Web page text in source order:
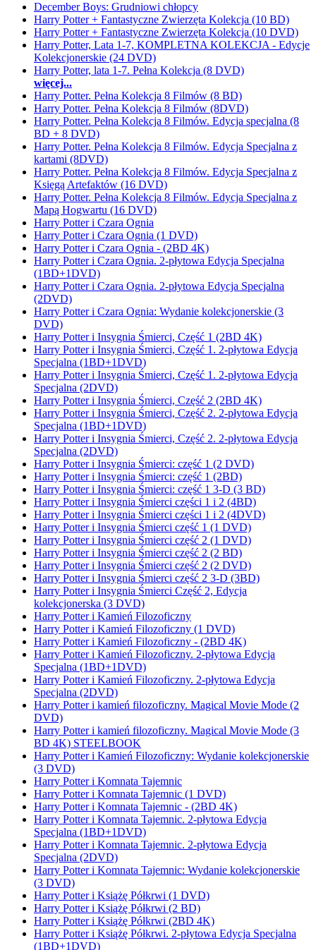
December Boys: Grudniowi chłopcy
Harry Potter + Fantastyczne Zwierzęta Kolekcja (10 BD)
Harry Potter + Fantastyczne Zwierzęta Kolekcja (10 DVD)
Harry Potter, Lata 1-7, KOMPLETNA KOLEKCJA - Edycje
Kolekcjonerskie (24 DVD)
Harry Potter, lata 1-7. Pełna Kolekcja (8 DVD)
więcej...
Harry Potter. Pełna Kolekcja 8 Filmów (8 BD)
Harry Potter. Pełna Kolekcja 8 Filmów (8DVD)
Harry Potter. Pełna Kolekcja 8 Filmów. Edycja specjalna (8
BD + 8 DVD)
Harry Potter. Pełna Kolekcja 8 Filmów. Edycja Specjalna z
kartami (8DVD)
Harry Potter. Pełna Kolekcja 8 Filmów. Edycja Specjalna z
Księgą Artefaktów (16 DVD)
Harry Potter. Pełna Kolekcja 8 Filmów. Edycja Specjalna z
Mapą Hogwartu (16 DVD)
Harry Potter i Czara Ognia
Harry Potter i Czara Ognia (1 DVD)
Harry Potter i Czara Ognia - (2BD 4K)
Harry Potter i Czara Ognia. 2-płytowa Edycja Specjalna
(1BD+1DVD)
Harry Potter i Czara Ognia. 2-płytowa Edycja Specjalna
(2DVD)
Harry Potter i Czara Ognia: Wydanie kolekcjonerskie (3
DVD)
Harry Potter i Insygnia Śmierci, Część 1 (2BD 4K)
Harry Potter i Insygnia Śmierci, Część 1. 2-płytowa Edycja
Specjalna (1BD+1DVD)
Harry Potter i Insygnia Śmierci, Część 1. 2-płytowa Edycja
Specjalna (2DVD)
Harry Potter i Insygnia Śmierci, Część 2 (2BD 4K)
Harry Potter i Insygnia Śmierci, Część 2. 2-płytowa Edycja
Specjalna (1BD+1DVD)
Harry Potter i Insygnia Śmierci, Część 2. 2-płytowa Edycja
Specjalna (2DVD)
Harry Potter i Insygnia Śmierci: część 1 (2 DVD)
Harry Potter i Insygnia Śmierci: część 1 (2BD)
Harry Potter i Insygnia Śmierci: część 1 3-D (3 BD)
Harry Potter i Insygnia Śmierci części 1 i 2 (4BD)
Harry Potter i Insygnia Śmierci części 1 i 2 (4DVD)
Harry Potter i Insygnia Śmierci część 1 (1 DVD)
Harry Potter i Insygnia Śmierci część 2 (1 DVD)
Harry Potter i Insygnia Śmierci część 2 (2 BD)
Harry Potter i Insygnia Śmierci część 2 (2 DVD)
Harry Potter i Insygnia Śmierci część 2 3-D (3BD)
Harry Potter i Insygnia Śmierci Część 2, Edycja
kolekcjonerska (3 DVD)
Harry Potter i Kamień Filozoficzny
Harry Potter i Kamień Filozoficzny (1 DVD)
Harry Potter i Kamień Filozoficzny - (2BD 4K)
Harry Potter i Kamień Filozoficzny. 2-płytowa Edycja
Specjalna (1BD+1DVD)
Harry Potter i Kamień Filozoficzny. 2-płytowa Edycja
Specjalna (2DVD)
Harry Potter i kamień filozoficzny. Magical Movie Mode (2
DVD)
Harry Potter i kamień filozoficzny. Magical Movie Mode (3
BD 4K) STEELBOOK
Harry Potter i Kamień Filozoficzny: Wydanie kolekcjonerskie
(3 DVD)
Harry Potter i Komnata Tajemnic
Harry Potter i Komnata Tajemnic (1 DVD)
Harry Potter i Komnata Tajemnic - (2BD 4K)
Harry Potter i Komnata Tajemnic. 2-płytowa Edycja
Specjalna (1BD+1DVD)
Harry Potter i Komnata Tajemnic. 2-płytowa Edycja
Specjalna (2DVD)
Harry Potter i Komnata Tajemnic: Wydanie kolekcjonerskie
(3 DVD)
Harry Potter i Książę Półkrwi (1 DVD)
Harry Potter i Książę Półkrwi (2 BD)
Harry Potter i Książę Półkrwi (2BD 4K)
Harry Potter i Książę Półkrwi. 2-płytowa Edycja Specjalna
(1BD+1DVD)